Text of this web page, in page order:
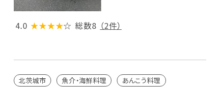
4.0 ★★★★☆ 総数8 （2件）
北茨城市 魚介・海鮮料理 あんこう料理